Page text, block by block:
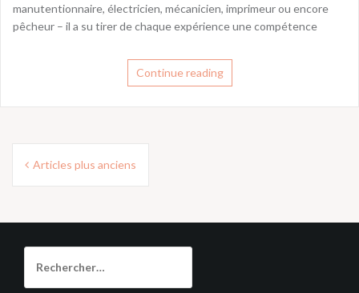
manutentionnaire, électricien, mécanicien, imprimeur ou encore
pêcheur – il a su tirer de chaque expérience une compétence
Continue reading
Navigation
Articles plus anciens